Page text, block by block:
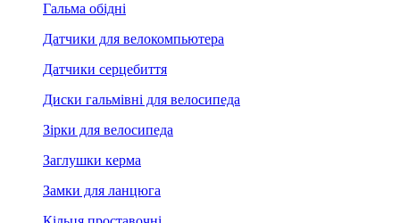
Гальма обідні
Датчики для велокомпьютера
Датчики серцебиття
Диски гальмівні для велосипеда
Зірки для велосипеда
Заглушки керма
Замки для ланцюга